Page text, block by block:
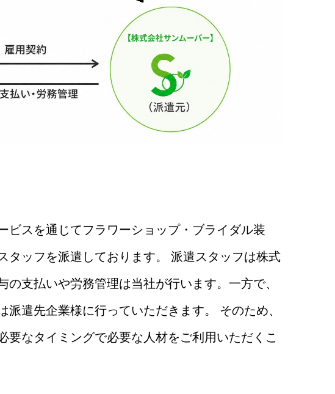
ビスを通じてフラワーショップ・ブライダル装
タッフを派遣しております。 派遣スタッフは株式
支払いや労務管理は当社が行います。一方で、
遣先企業様に行っていただきます。 そのため、
なタイミングで必要な人材をご利用いただくこ